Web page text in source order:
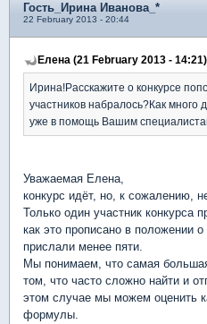
Гость_Ирина Иванова_*
22 February 2013 - 20:44
Елена (21 February 2013 -
Ирина!Расскажите о конкурсе
участников набралось?Как
уже в помощь Вашим
Уважаемая Елена,
конкурс идёт, но, к сожалению,
Только один участник конкурса
как это прописано в положении
прислали менее пяти.
Мы понимаем, что самая
том, что часто сложно найти и
этом случае мы можем оценить
формулы.